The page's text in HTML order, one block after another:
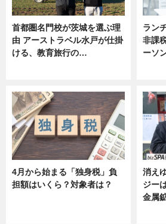
首都圏名門校が茨城を選ぶ理
由 アーストラベル水戸が仕掛
ける、教育旅行の…
ラン
非課
ーソ
4月から始まる「独身税」負
担額はいくら？対象者は？
消え
ジー
金属